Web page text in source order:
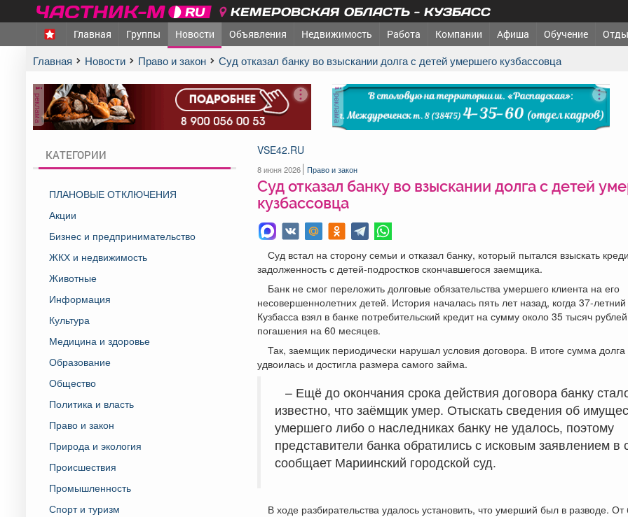
КЕМЕРОВСКАЯ ОБЛАСТЬ - КУЗБАСС
Главная Группы Новости Объявления Недвижимость Работа Компании Афиша Обучение
Главная Новости Право и закон Суд отказал банку во взыскании долга с детей умершего кузбассовца
реклама реклама
КАТЕГОРИИ
ПЛАНОВЫЕ ОТКЛЮЧЕНИЯ
Акции
Бизнес и предпринимательство
ЖКХ и недвижимость
Животные
Информация
Культура
Медицина и здоровье
Образование
Общество
Политика и власть
Право и закон
Природа и экология
Происшествия
Промышленность
Спорт и туризм
VSE42.RU
8 июня 2026 Право и закон
Суд отказал банку во взыскании долга с детей
кузбассовца
Суд встал на сторону семьи и отказал банку, который пытался взыскать
задолженность с детей-подростков скончавшегося заемщика.
Банк не смог переложить долговые обязательства умершего клиента на его
несовершеннолетних детей. История началась пять лет назад, когда 37-
Кузбасса взял в банке потребительский кредит на сумму около 35 тысяч
погашения на 60 месяцев.
Так, заемщик периодически нарушал условия договора. В итоге сумма долга
удвоилась и достигла размера самого займа.
– Ещё до окончания срока действия договора банку
известно, что заёмщик умер. Отыскать сведения об
умершего либо о наследниках банку не удалось, поэтому
представители банка обратились с исковым заявлением в
сообщает Мариинский городской суд.
В ходе разбирательства удалось установить, что умерший был в разводе. От